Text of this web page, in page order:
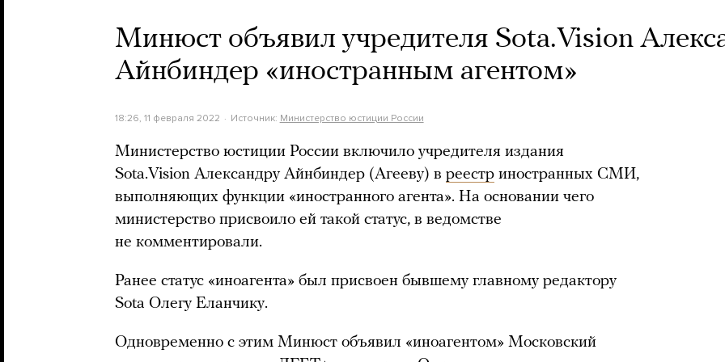
Минюст объявил учредителя Sota.Vision
Айнбиндер «иностранным агентом»
18:26, 11 февраля 2022 Источник: Министерство юстиции России
Министерство юстиции России включило учредителя издания
Sota.Vision Александру Айнбиндер (Агееву) в реестр иностранных СМИ,
выполняющих функции «иностранного агента». На основании чего
министерство присвоило ей такой статус, в ведомстве
не комментировали.
Ранее статус «иноагента» был присвоен бывшему главному редактору
Sota Олегу Еланчику.
Одновременно с этим Минюст объявил «иноагентом» Московский